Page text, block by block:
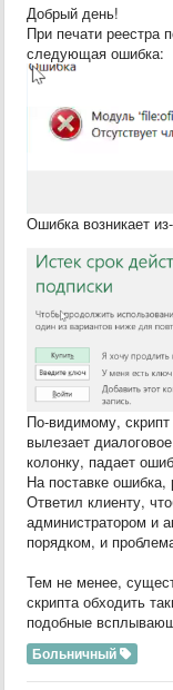
Добрый день!
При печати реестра
следующая ошибка:
Ошибка возникает
По-видимому,
вылезает
колонку, падает
На поставке ошибка,
Ответил клиенту,
администратором и
порядком, и
Тем не менее,
скрипта обходить
подобные
Больничный